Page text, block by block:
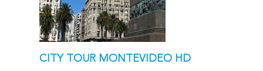
CITY TOUR MONTEVIDEO HD